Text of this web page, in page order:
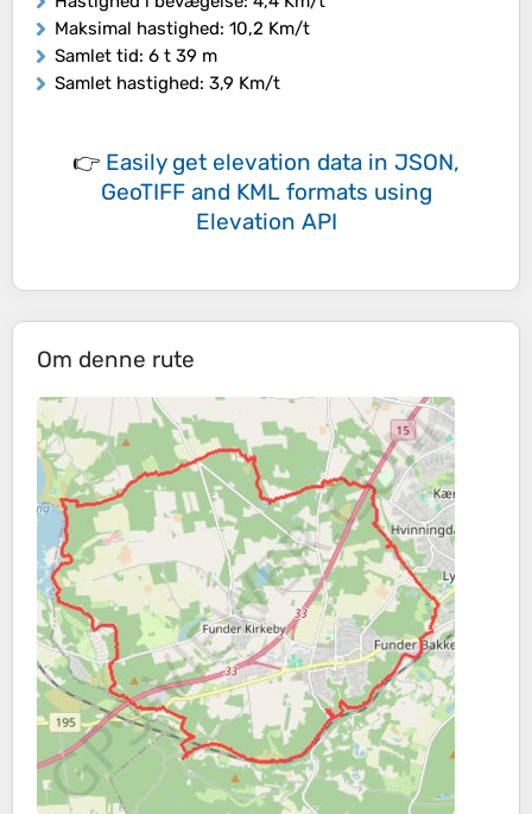
Maksimal hastighed: 10,2 Km/t
Samlet tid: 6 t 39 m
Samlet hastighed: 3,9 Km/t
👉 Easily get elevation data in JSON,
GeoTIFF and KML formats using
Elevation API
Om denne rute